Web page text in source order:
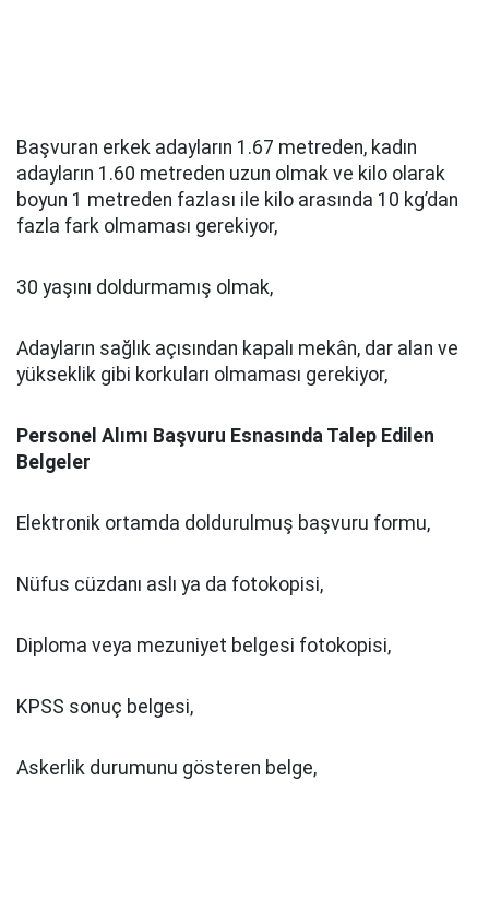
Başvuran erkek adayların 1.67 metreden, kadın
adayların 1.60 metreden uzun olmak ve kilo olarak
boyun 1 metreden fazlası ile kilo arasında 10 kg’dan
fazla fark olmaması gerekiyor,
30 yaşını doldurmamış olmak,
Adayların sağlık açısından kapalı mekân, dar alan ve
yükseklik gibi korkuları olmaması gerekiyor,
Personel Alımı Başvuru Esnasında Talep Edilen
Belgeler
Elektronik ortamda doldurulmuş başvuru formu,
Nüfus cüzdanı aslı ya da fotokopisi,
Diploma veya mezuniyet belgesi fotokopisi,
KPSS sonuç belgesi,
Askerlik durumunu gösteren belge,